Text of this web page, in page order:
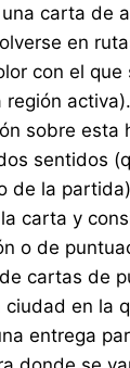
carta de
en
con el que
sobre esta
sentidos
de la
carta y
o de
cartas de
en la
entrega